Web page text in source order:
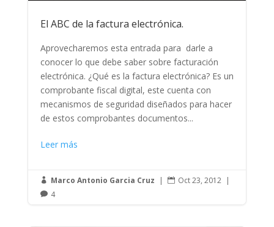
El ABC de la factura electrónica.
Aprovecharemos esta entrada para darle a
conocer lo que debe saber sobre facturación
electrónica. ¿Qué es la factura electrónica? Es un
comprobante fiscal digital, este cuenta con
mecanismos de seguridad diseñados para hacer
de estos comprobantes documentos...
Leer más
 Marco Antonio Garcia Cruz |  Oct 23, 2012 |
 4